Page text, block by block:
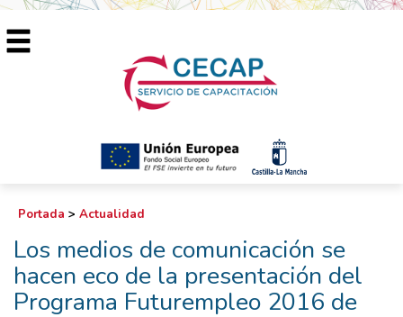
Portada > Actualidad
Los medios de comunicación se
hacen eco de la presentación del
Programa Futurempleo 2016 de